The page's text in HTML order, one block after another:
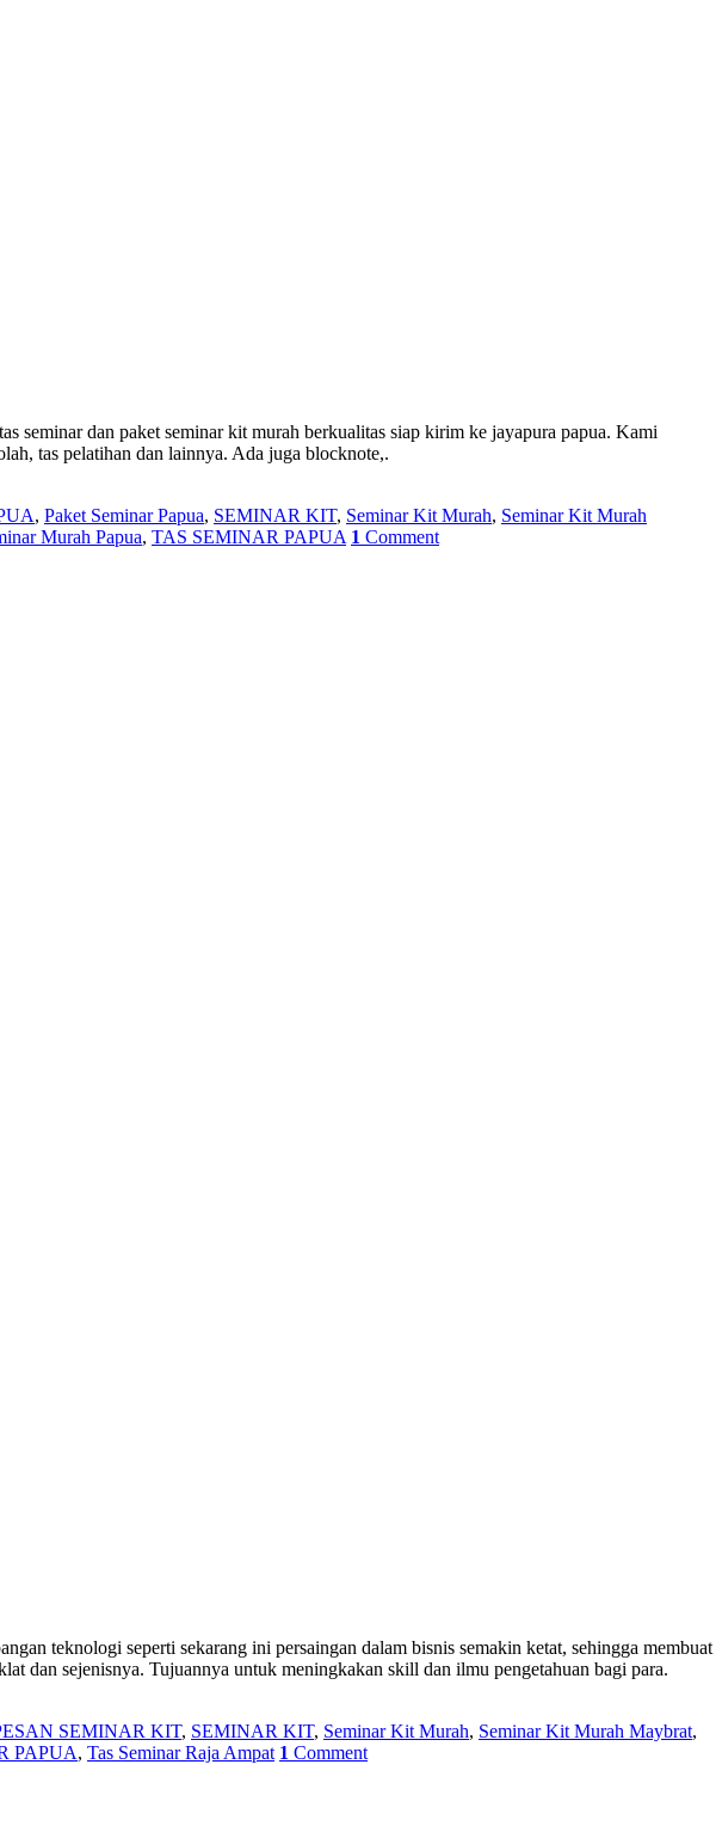
seminar dan paket seminar kit murah berkualitas siap kirim ke jayapura papua. Kami
tas pelatihan dan lainnya. Ada juga blocknote,.
, Paket Seminar Papua, SEMINAR KIT, Seminar Kit Murah, Seminar Kit Murah
Murah Papua, TAS SEMINAR PAPUA 1 Comment
teknologi seperti sekarang ini persaingan dalam bisnis semakin ketat, sehingga membuat
dan sejenisnya. Tujuannya untuk meningkakan skill dan ilmu pengetahuan bagi para.
SEMINAR KIT, SEMINAR KIT, Seminar Kit Murah, Seminar Kit Murah Maybrat,
PAPUA, Tas Seminar Raja Ampat 1 Comment